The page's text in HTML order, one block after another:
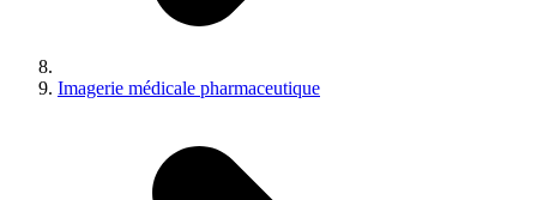
Imagerie médicale pharmaceutique